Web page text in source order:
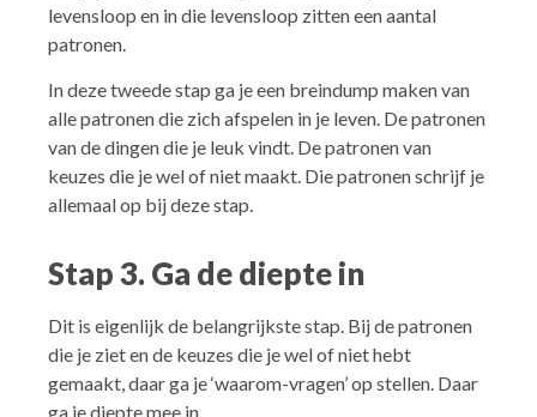
levensloop en in die levensloop zitten een aantal
patronen.
In deze tweede stap ga je een breindump maken van
alle patronen die zich afspelen in je leven. De patronen
van de dingen die je leuk vindt. De patronen van
keuzes die je wel of niet maakt. Die patronen schrijf je
allemaal op bij deze stap.
Stap 3. Ga de diepte in
Dit is eigenlijk de belangrijkste stap. Bij de patronen
die je ziet en de keuzes die je wel of niet hebt
gemaakt, daar ga je ‘waarom-vragen’ op stellen. Daar
ga je diepte mee in.